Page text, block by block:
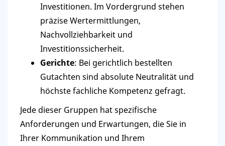
Investitionen. Im Vordergrund stehen
präzise Wertermittlungen,
Nachvollziehbarkeit und
Investitionssicherheit.
Gerichte: Bei gerichtlich bestellten
Gutachten sind absolute Neutralität und
höchste fachliche Kompetenz gefragt.
Jede dieser Gruppen hat spezifische
Anforderungen und Erwartungen, die Sie in
Ihrer Kommunikation und Ihrem